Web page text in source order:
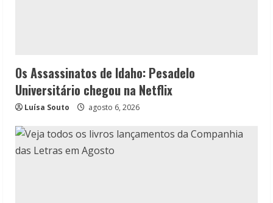
Os Assassinatos de Idaho: Pesadelo
Universitário chegou na Netflix
Luísa Souto agosto 6, 2026